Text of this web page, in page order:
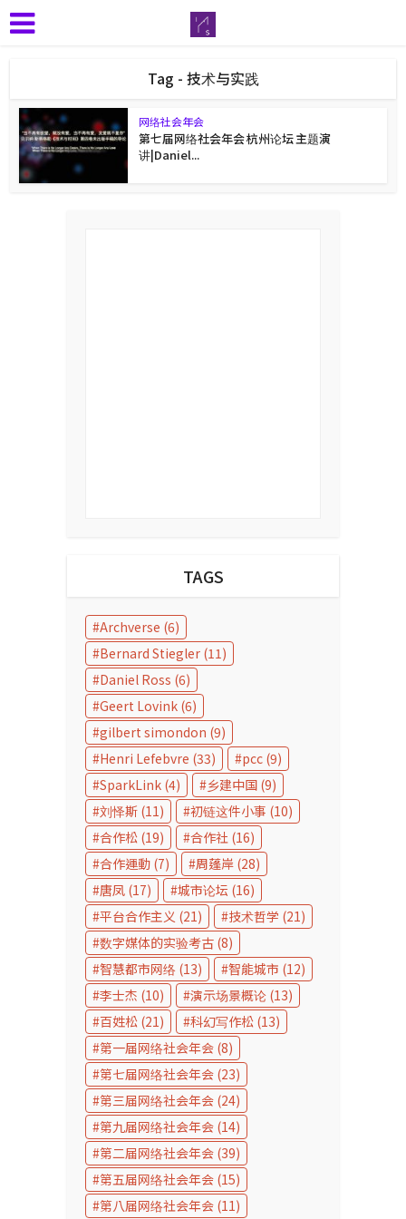
Tag - 技术与实践
网络社会年会
第七届网络社会年会 杭州论坛 主题演
讲|Daniel...
TAGS
Archverse (6)
Bernard Stiegler (11)
Daniel Ross (6)
Geert Lovink (6)
gilbert simondon (9)
Henri Lefebvre (33) pcc (9)
SparkLink (4) 乡建中国 (9)
刘怿斯 (11) 初链这件小事 (10)
合作松 (19) 合作社 (16)
合作運動 (7) 周蓬岸 (28)
唐凤 (17) 城市论坛 (16)
平台合作主义 (21) 技术哲学 (21)
数字媒体的实验考古 (8)
智慧都市网络 (13) 智能城市 (12)
李士杰 (10) 演示场景概论 (13)
百姓松 (21) 科幻写作松 (13)
第一届网络社会年会 (8)
第七届网络社会年会 (23)
第三届网络社会年会 (24)
第九届网络社会年会 (14)
第二届网络社会年会 (39)
第五届网络社会年会 (15)
第八届网络社会年会 (11)